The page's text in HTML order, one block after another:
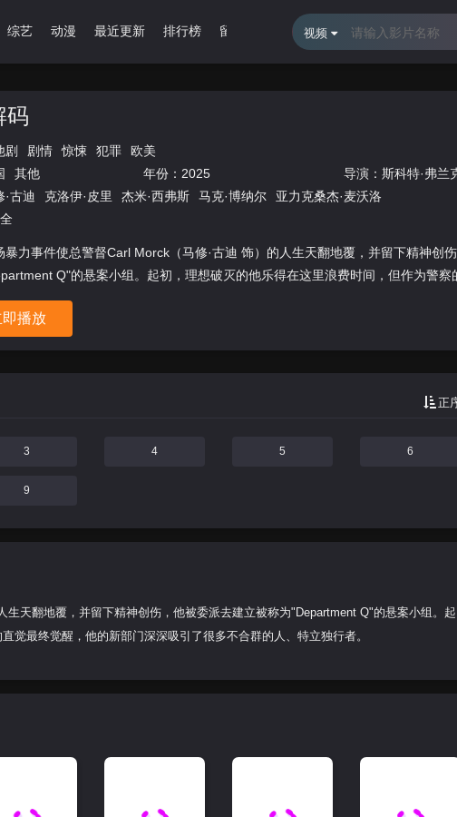
综艺 动漫 最近更新 排行榜 留言报错 视频
码
剧 剧情 惊悚 犯罪
欧美
其他 年份： 2025 导演：斯科特·弗兰
·古迪 克洛伊·皮里 杰米·西弗斯 马克·博纳尔
亚力克桑杰·麦沃洛
暴力事件使总警督Carl Morck（马修·古迪 饰）的人生天翻地覆，并留下精神创
Q"的悬案小组。起初，理想破灭的他乐得在这里浪费时间，但作为警察
即播放
正
3 4 5 6
9
生天翻地覆，并留下精神创伤，他被委派去建立被称为"Department Q"的悬案小组。起
觉最终觉醒，他的新部门深深吸引了很多不合群的人、特立独行者。